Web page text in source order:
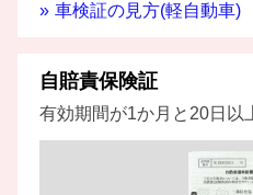
車検証の見方(軽自動車)
自賠責保険証
有効期間が1か月と20日以